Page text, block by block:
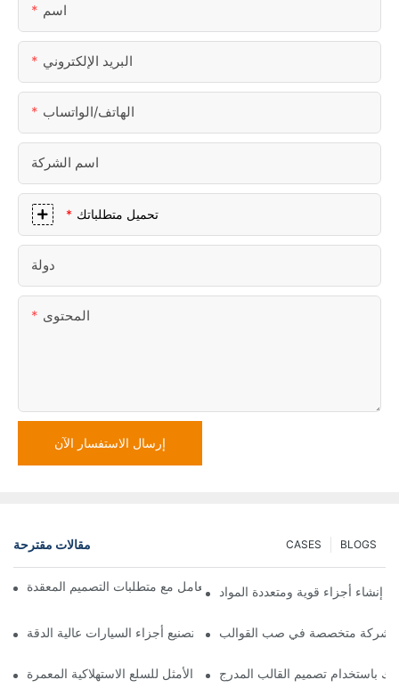
اسم
البريد الإلكتروني
الهاتف/الواتساب
اسم الشركة
تحميل متطلباتك
دولة
المحتوى
إرسال الاستفسار الآن
مقالات مقترحة BLOGS
CASES
كيف يمكن لشركات صب القوالب التعامل مع متطلبات التصميم المعقدة
أجزاء قوية ومتعددة المواد
استخدام قوالب الإدخال البلاستيكية في تصنيع أجزاء السيارات عالية الدقة
شركة متخصصة في صب القوالب
خدمات صب القوالب: لماذا تُعد الخيار الأمثل للسلع الاستهلاكية المعمرة
باستخدام تصميم القالب المدرج